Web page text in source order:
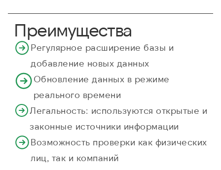
Преимущества
Регулярное расширение базы и
добавление новых данных
Обновление данных в режиме
реального времени
Легальность: используются открытые и
законные источники информации
Возможность проверки как физических
лиц, так и компаний